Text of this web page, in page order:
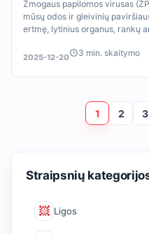
Žmogaus papilomos virusas
mūsų odos ir gleivinių
ertmę, lytinius organus, rankų
2025-12-20 3 min. skaitymo
1 2
3
Straipsnių
Ligos